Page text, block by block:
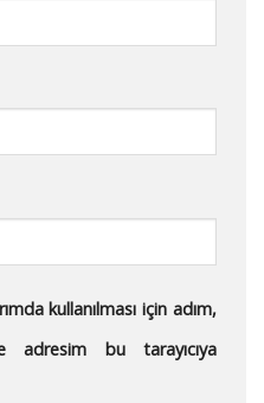
kullanılması için adım,
bu tarayıcıya